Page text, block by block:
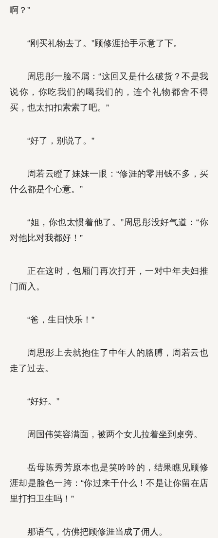
啊？”
“刚买礼物去了。”顾修涯抬手示意了下。
周思彤一脸不屑：“这回又是什么破货？不是我
说你，你吃我们的喝我们的，连个礼物都舍不得
买，也太扣扣索索了吧。”
“好了，别说了。”
周若云瞪了妹妹一眼：“修涯的零用钱不多，买
什么都是个心意。”
“姐，你也太惯着他了。”周思彤没好气道：“你
对他比对我都好！”
正在这时，包厢门再次打开，一对中年夫妇推
门而入。
“爸，生日快乐！”
周思彤上去就抱住了中年人的胳膊，周若云也
走了过去。
“好好。”
周国伟笑容满面，被两个女儿拉着坐到桌旁。
岳母陈秀芳原本也是笑吟吟的，结果瞧见顾修
涯却是脸色一跨：“你过来干什么！不是让你留在店
里打扫卫生吗！”
那语气，仿佛把顾修涯当成了佣人。